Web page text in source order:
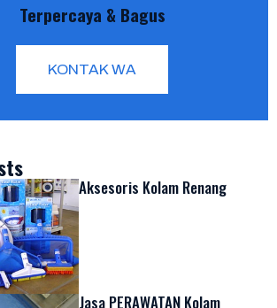
Terpercaya & Bagus
KONTAK WA
Aksesoris Kolam Renang
Jasa PERAWATAN Kolam